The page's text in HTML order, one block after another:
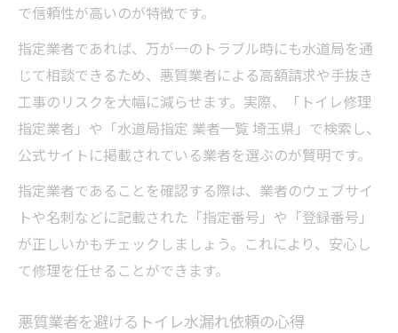
で信頼性が高いのが特徴です。
指定業者であれば、万が一のトラブル時にも水道局を通
じて相談できるため、悪質業者による高額請求や手抜き
工事のリスクを大幅に減らせます。実際、「トイレ修理
指定業者」や「水道局指定 業者一覧 埼玉県」で検索し、
公式サイトに掲載されている業者を選ぶのが賢明です。
指定業者であることを確認する際は、業者のウェブサイ
トや名刺などに記載された「指定番号」や「登録番号」
が正しいかもチェックしましょう。これにより、安心し
て修理を任せることができます。
悪質業者を避けるトイレ水漏れ依頼の心得